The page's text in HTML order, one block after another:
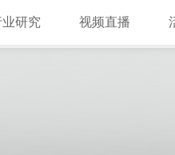
研究 视频直播